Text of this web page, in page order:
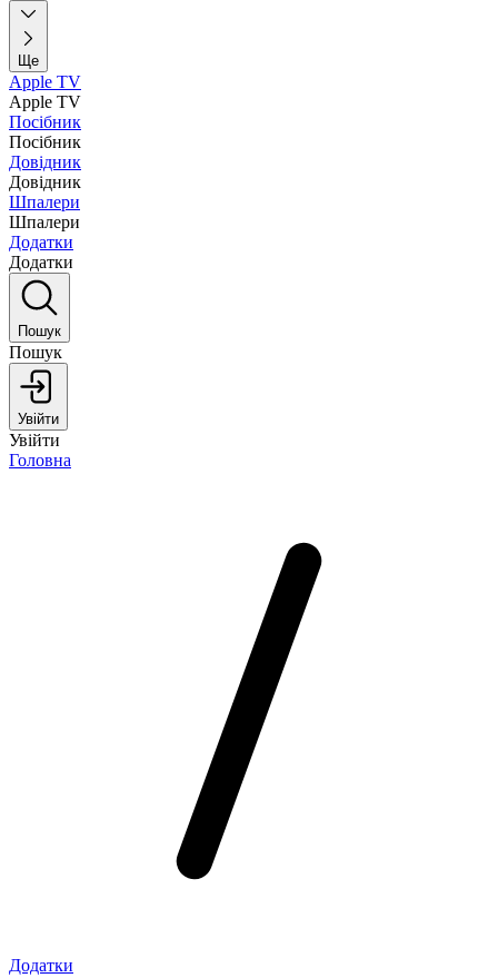
Ще
Apple TV
Apple TV
Посібник
Посібник
Довідник
Довідник
Шпалери
Шпалери
Додатки
Додатки
Пошук
Пошук
Увійти
Увійти
Головна
Додатки